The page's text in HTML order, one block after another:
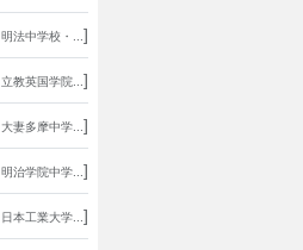
明法中学校・... ]
立教英国学院... ]
大妻多摩中学... ]
明治学院中学... ]
日本工業大学... ]